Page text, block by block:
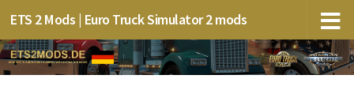
ETS 2 Mods | Euro Truck Simulator 2 mods